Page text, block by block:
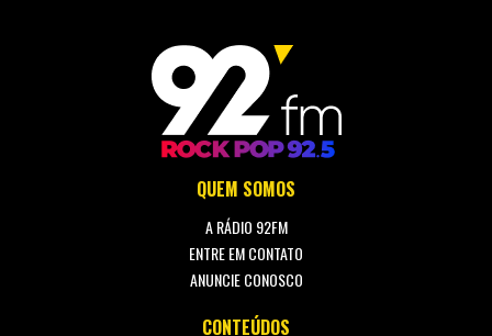
QUEM SOMOS
A RÁDIO 92FM
ENTRE EM CONTATO
ANUNCIE CONOSCO
CONTEÚDOS